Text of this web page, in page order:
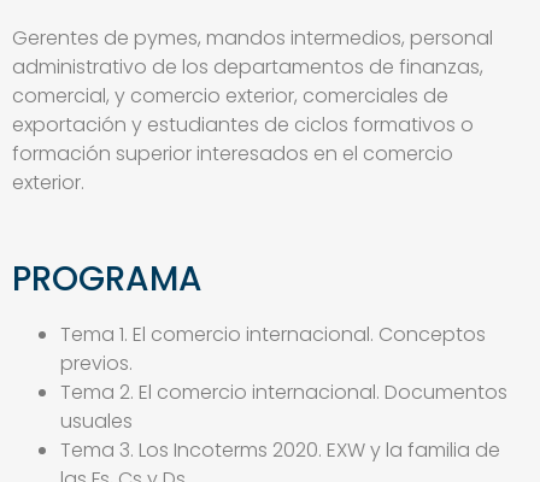
Gerentes de pymes, mandos intermedios, personal
administrativo de los departamentos de finanzas,
comercial, y comercio exterior, comerciales de
exportación y estudiantes de ciclos formativos o
formación superior interesados en el comercio
exterior.
PROGRAMA
Tema 1. El comercio internacional. Conceptos
previos.
Tema 2. El comercio internacional. Documentos
usuales
Tema 3. Los Incoterms 2020. EXW y la familia de